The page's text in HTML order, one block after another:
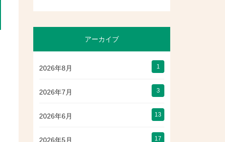
アーカイブ
2026年8月 1
2026年7月 3
2026年6月 13
2026年5月 17